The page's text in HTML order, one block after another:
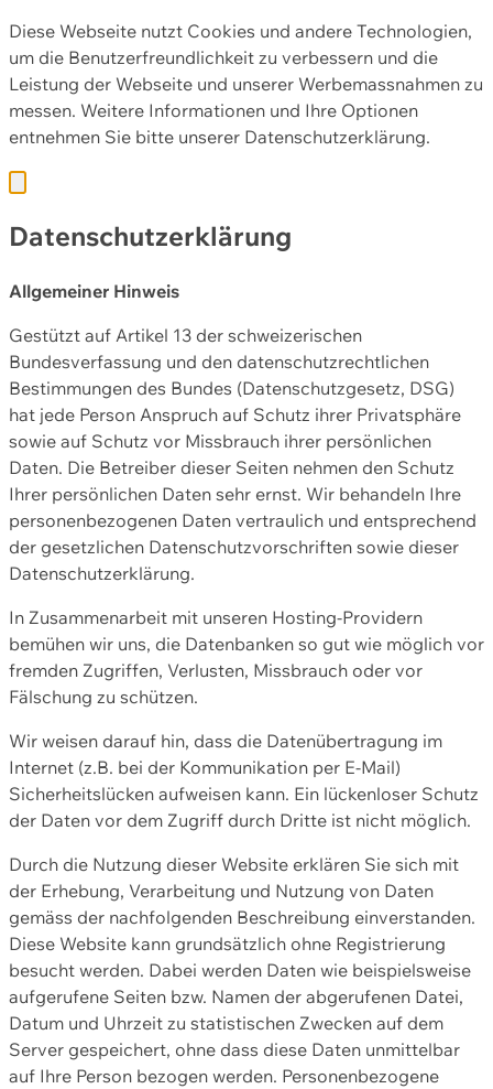
Diese Webseite nutzt Cookies und andere Technologien,
um die Benutzerfreundlichkeit zu verbessern und die
Leistung der Webseite und unserer Werbemassnahmen zu
messen. Weitere Informationen und Ihre Optionen
entnehmen Sie bitte unserer Datenschutzerklärung.
Datenschutzerklärung
Allgemeiner Hinweis
Gestützt auf Artikel 13 der schweizerischen
Bundesverfassung und den datenschutzrechtlichen
Bestimmungen des Bundes (Datenschutzgesetz, DSG)
hat jede Person Anspruch auf Schutz ihrer Privatsphäre
sowie auf Schutz vor Missbrauch ihrer persönlichen
Daten. Die Betreiber dieser Seiten nehmen den Schutz
Ihrer persönlichen Daten sehr ernst. Wir behandeln Ihre
personenbezogenen Daten vertraulich und entsprechend
der gesetzlichen Datenschutzvorschriften sowie dieser
Datenschutzerklärung.
In Zusammenarbeit mit unseren Hosting-Providern
bemühen wir uns, die Datenbanken so gut wie möglich vor
fremden Zugriffen, Verlusten, Missbrauch oder vor
Fälschung zu schützen.
Wir weisen darauf hin, dass die Datenübertragung im
Internet (z.B. bei der Kommunikation per E-Mail)
Sicherheitslücken aufweisen kann. Ein lückenloser Schutz
der Daten vor dem Zugriff durch Dritte ist nicht möglich.
Durch die Nutzung dieser Website erklären Sie sich mit
der Erhebung, Verarbeitung und Nutzung von Daten
gemäss der nachfolgenden Beschreibung einverstanden.
Diese Website kann grundsätzlich ohne Registrierung
besucht werden. Dabei werden Daten wie beispielsweise
aufgerufene Seiten bzw. Namen der abgerufenen Datei,
Datum und Uhrzeit zu statistischen Zwecken auf dem
Server gespeichert, ohne dass diese Daten unmittelbar
auf Ihre Person bezogen werden. Personenbezogene